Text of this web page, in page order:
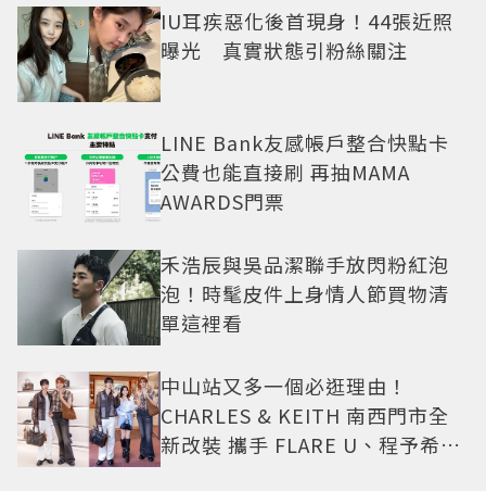
IU耳疾惡化後首現身！44張近照
曝光 真實狀態引粉絲關注
LINE Bank友感帳戶整合快點卡
公費也能直接刷 再抽MAMA
AWARDS門票
禾浩辰與吳品潔聯手放閃粉紅泡
泡！時髦皮件上身情人節買物清
單這裡看
中山站又多一個必逛理由！
CHARLES & KEITH 南西門市全
新改裝 攜手 FLARE U、程予希演